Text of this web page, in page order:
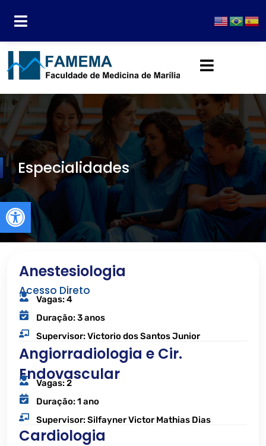
Abrir a barra de ferramentas
Especialidades
Anestesiologia
Acesso Direto
Vagas: 4
Duração: 3 anos
Supervisor: Victorio dos Santos Junior
Angiorradiologia e Cir.
Endovascular
Vagas: 2
Duração: 1 ano
Supervisor: Silfayner Victor Mathias Dias
Cardiologia